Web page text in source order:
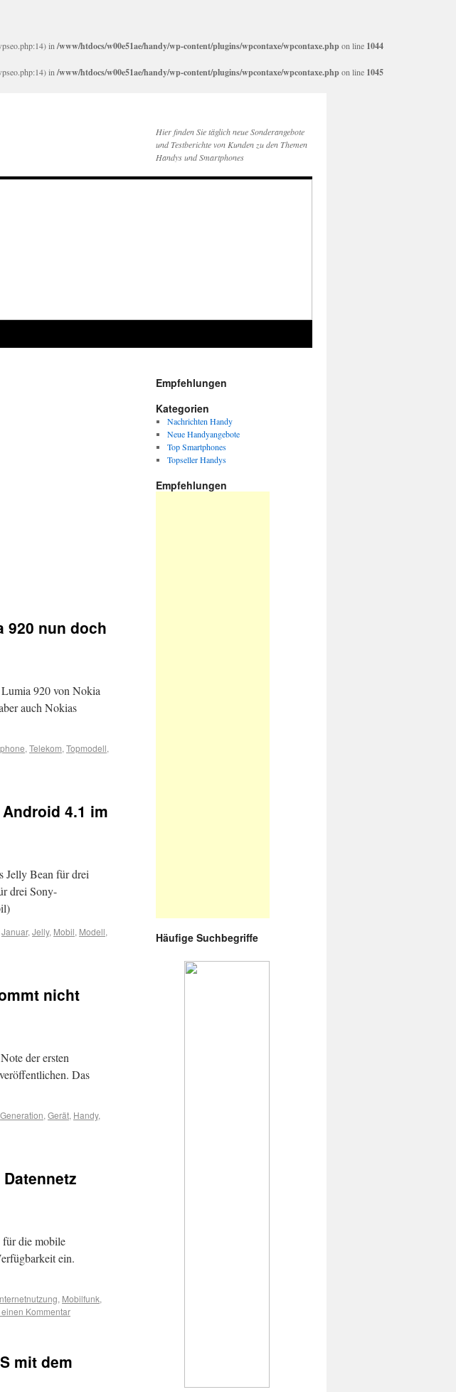
in /www/htdocs/w00e51ae/handy/wp-content/plugins/wpcontaxe/wpcontaxe.phpon line 1044
in /www/htdocs/w00e51ae/handy/wp-content/plugins/wpcontaxe/wpcontaxe.phpon line 1045
Hier finden Sie täglich neue Sonderangebote
und Testberichte von Kunden zu den Themen
Handys und Smartphones
920 nun doch
920 von Nokia
auch Nokias
, Telekom, Topmodell,
4.1 im
Jelly Bean für drei
drei Sony-
Januar, Jelly, Mobil, Modell,
nicht
der ersten
Das
Generation, Gerät, Handy,
für die mobile
ein.
, Mobilfunk,
Kommentar
mit dem
Empfehlungen
Kategorien
Nachrichten Handy
Neue Handyangebote
Top Smartphones
Topseller Handys
Empfehlungen
Häufige Suchbegriffe